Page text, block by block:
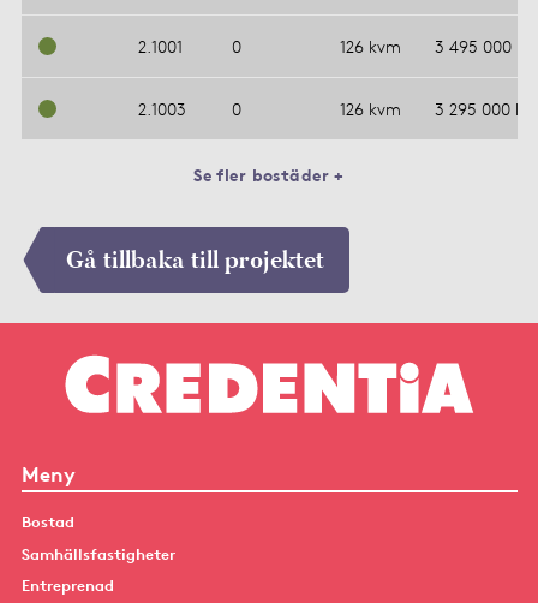
2.1001 0 126 kvm 3 495 000 kr
2.1003 0 126 kvm 3 295 000 kr
Se fler bostäder +
Gå tillbaka till projektet
Meny
Bostad
Samhällsfastigheter
Entreprenad